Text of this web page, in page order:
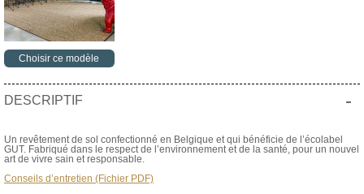
Choisir ce modèle
DESCRIPTIF -
Un revêtement de sol confectionné en Belgique et qui bénéficie de l’écolabel
GUT. Fabriqué dans le respect de l’environnement et de la santé, pour un nouvel
art de vivre sain et responsable.
Conseils d’entretien (Fichier PDF)